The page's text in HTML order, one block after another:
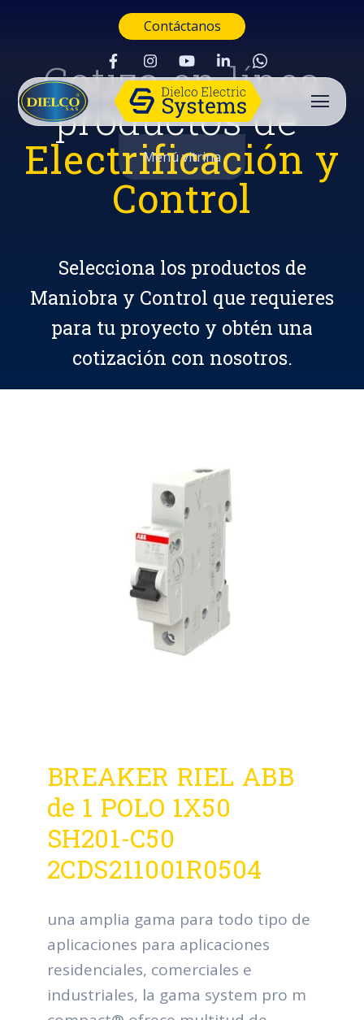
Contáctanos
Menú vitrina
Cotiza en línea
productos de
Electrificación y
Control
Selecciona los productos de
Maniobra y Control que requieres
para tu proyecto y obtén una
cotización con nosotros.
BREAKER RIEL ABB
de 1 POLO 1X50
SH201-C50
2CDS211001R0504
una amplia gama para todo tipo de
aplicaciones para aplicaciones
residenciales, comerciales e
industriales, la gama system pro m